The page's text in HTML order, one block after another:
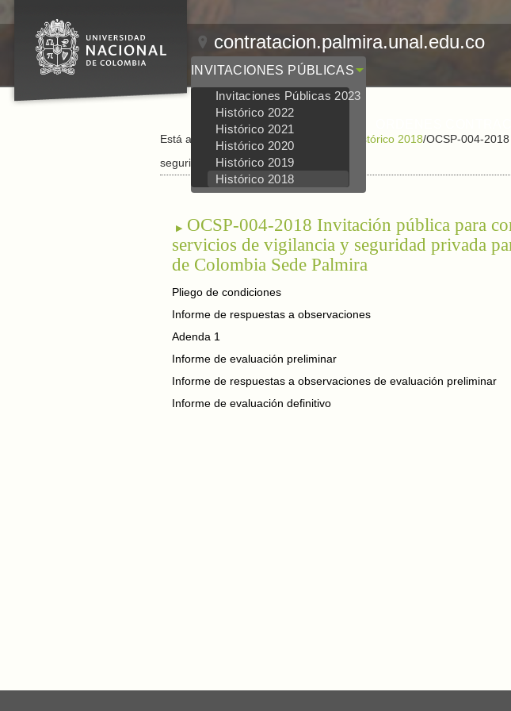
contratacion.palmira.unal.edu.co
INVITACIONES PÚBLICAS
Invitaciones Públicas 2023
Histórico 2022
Histórico 2021
Histórico 2020
Histórico 2019
Histórico 2018
Está aquí: Inicio / Invitaciones Públicas Histórico 2018/OCSP-004-
seguridad privada
OCSP-004-2018 Invitación pública para
servicios de vigilancia y seguridad privada
de Colombia Sede Palmira
Pliego de condiciones
Informe de respuestas a observaciones
Adenda 1
Informe de evaluación preliminar
Informe de respuestas a observaciones de evaluación preliminar
Informe de evaluación definitivo